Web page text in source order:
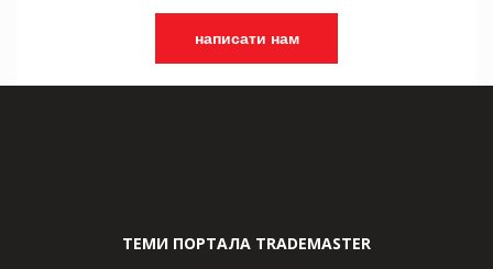
написати нам
ТЕМИ ПОРТАЛА TRADEMASTER